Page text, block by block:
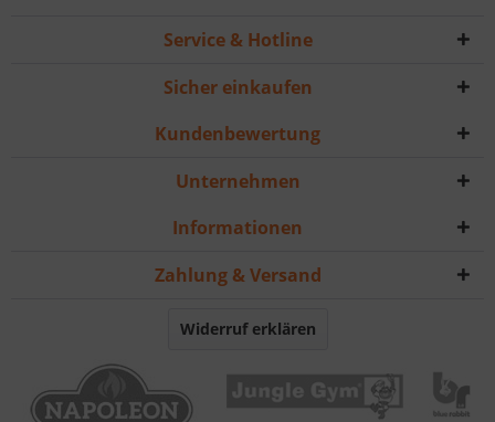
Service & Hotline
Sicher einkaufen
Kundenbewertung
Unternehmen
Informationen
Zahlung & Versand
Widerruf erklären